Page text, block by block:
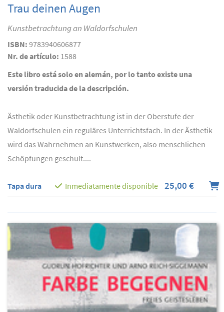
Trau deinen Augen
Kunstbetrachtung an Waldorfschulen
ISBN: 9783940606877
Nr. de artículo: 1588
Este libro está solo en alemán, por lo tanto existe una
versión traducida de la descripción.
Ästhetik oder Kunstbetrachtung ist in der Oberstufe der
Waldorfschulen ein reguläres Unterrichtsfach. In der Ästhetik
wird das Wahrnehmen an Kunstwerken, also menschlichen
Schöpfungen geschult....
Tapa dura Inmediatamente disponible 25,00 €